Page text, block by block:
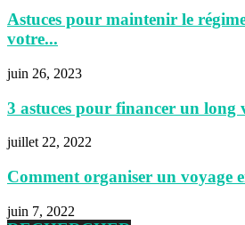
Astuces pour maintenir le
votre...
juin 26, 2023
3 astuces pour financer un long
juillet 22, 2022
Comment organiser un voyage
juin 7, 2022